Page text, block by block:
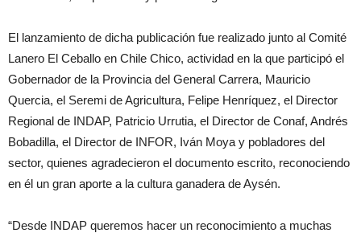
El lanzamiento de dicha publicación fue realizado junto al Comité
Lanero El Ceballo en Chile Chico, actividad en la que participó el
Gobernador de la Provincia del General Carrera, Mauricio
Quercia, el Seremi de Agricultura, Felipe Henríquez, el Director
Regional de INDAP, Patricio Urrutia, el Director de Conaf, Andrés
Bobadilla, el Director de INFOR, Iván Moya y pobladores del
sector, quienes agradecieron el documento escrito, reconociendo
en él un gran aporte a la cultura ganadera de Aysén.
“Desde INDAP queremos hacer un reconocimiento a muchas